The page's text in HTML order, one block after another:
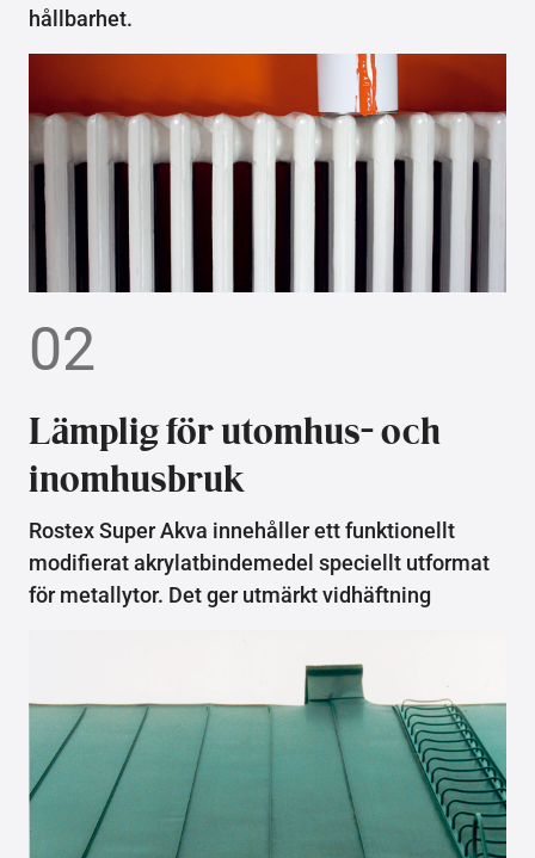
hållbarhet.
02
Lämplig för utomhus- och
inomhusbruk
Rostex Super Akva innehåller ett funktionellt
modifierat akrylatbindemedel speciellt utformat
för metallytor. Det ger utmärkt vidhäftning